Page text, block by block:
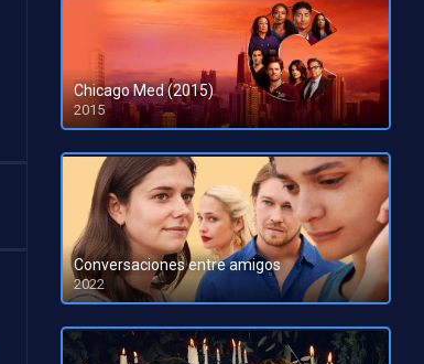
Chicago Med (2015)
2015
Conversaciones entre amigos
2022
HD 1080pHD 720p